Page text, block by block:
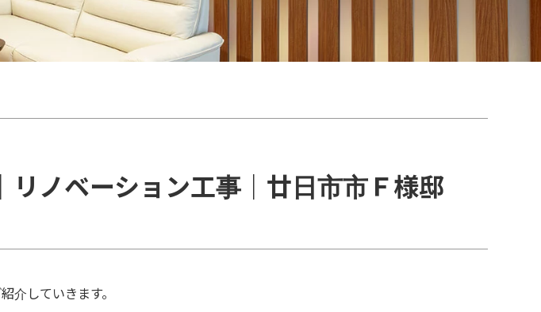
リノベーション工事｜廿日市市Ｆ様邸
介していきます。